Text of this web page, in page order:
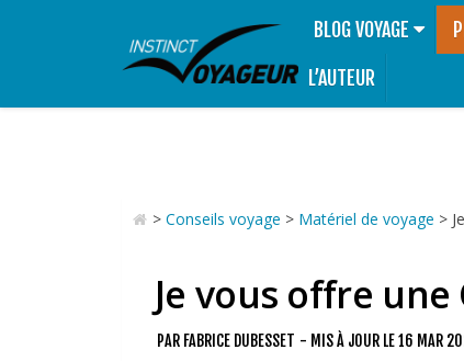
BLOG VOYAGE
L’AUTEUR
> Conseils voyage > Matériel de voyage >
Je vous offre
PAR FABRICE DUBESSET - MIS À JOUR LE16 MAR